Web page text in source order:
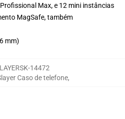
Max, e 12 mini instâncias
MagSafe, também
mm)
14472
Caso de telefone,